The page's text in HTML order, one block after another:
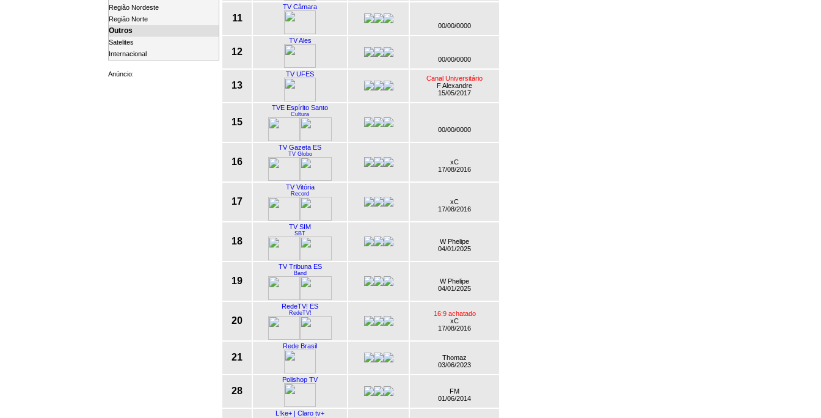
Região Nordeste
Região Norte
Outros
Satelites
Internacional
Anúncio:
11
TV Câmara
00/00/0000
12
TV Ales
00/00/0000
13
TV UFES
Canal Universitário
F Alexandre
15/05/2017
15
TVE Espírito Santo
Cultura
00/00/0000
16
TV Gazeta ES
TV Globo
xC
17/08/2016
17
TV Vitória
Record
xC
17/08/2016
18
TV SIM
SBT
W Phelipe
04/01/2025
19
TV Tribuna ES
Band
W Phelipe
04/01/2025
20
RedeTV! ES
RedeTV!
16:9 achatado
xC
17/08/2016
21
Rede Brasil
Thomaz
03/06/2023
28
Polishop TV
FM
01/06/2014
L!ke+ | Claro tv+